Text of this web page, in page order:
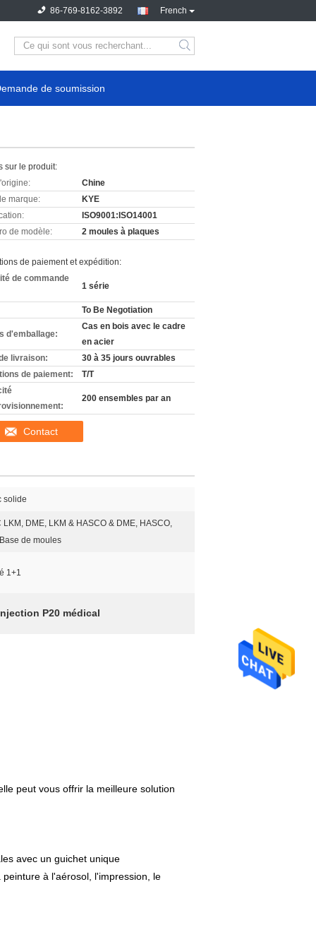
French
86-769-8162-3892
de soumission
sur le produit:
Chine
marque:
KYE
ISO9001:ISO14001
de modèle:
2 moules à plaques
de paiement et expédition:
de commande
1 série
To Be Negotiation
d'emballage:
Cas en bois avec le cadre
en acier
livraison:
30 à 35 jours ouvrables
de paiement:
T/T
200 ensembles par an
Contact
solide
LKM, DME, LKM & HASCO & DME, HASCO,
de moules
1+1
P20 médical
peut vous offrir la meilleure solution
avec un guichet unique
à l'aérosol, l'impression, le